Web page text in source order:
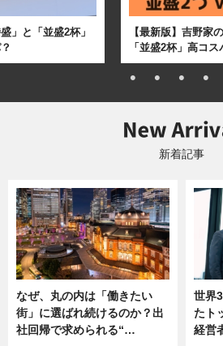
」と「並盛2杯」
【最新版】吉野家
「並盛2杯」高コ
新着記事
なぜ、丸の内は「働きたい
街」に選ばれ続けるのか？出
社回帰で求められる“…
世界
たト
経営